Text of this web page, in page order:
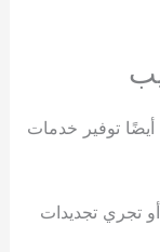
أيضًا توفير خدمات
تجري تجديدات